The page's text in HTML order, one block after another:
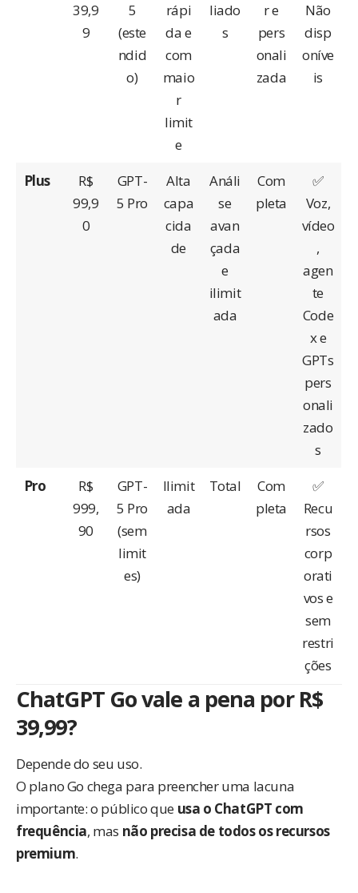
39,9
9
5
(este
ndid
o)
rápi
da e
com
maio
r
limit
e
liado
s
r e
pers
onali
zada
Não
disp
oníve
is
Plus
R$
99,9
0
GPT-
5 Pro
Alta
capa
cida
de
Análi
se
avan
çada
e
ilimit
ada
Com
pleta
✅
Voz,
vídeo
,
agen
te
Code
x e
GPTs
pers
onali
zado
s
Pro
R$
999,
90
GPT-
5 Pro
(sem
limit
es)
Ilimit
ada
Total
Com
pleta
✅
Recu
rsos
corp
orati
vos e
sem
restri
ções
ChatGPT Go vale a pena por R$
39,99?
Depende do seu uso.
O plano Go chega para preencher uma lacuna
importante: o público que usa o ChatGPT com
frequência, mas não precisa de todos os recursos
premium.